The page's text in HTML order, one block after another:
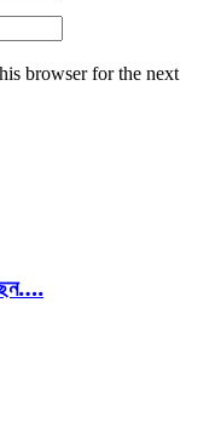
browser for the next